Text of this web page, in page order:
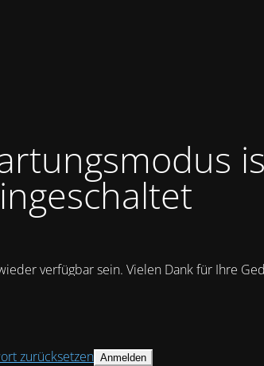
verfügbar sein. Vielen Dank für Ihre
zurücksetzen